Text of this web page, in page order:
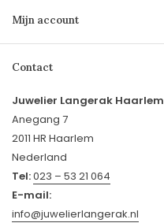
Mijn account
Contact
Juwelier Langerak Haarlem
Anegang 7
2011 HR Haarlem
Nederland
Tel:023 – 53 21 064
E-mail:
info@juwelierlangerak.nl